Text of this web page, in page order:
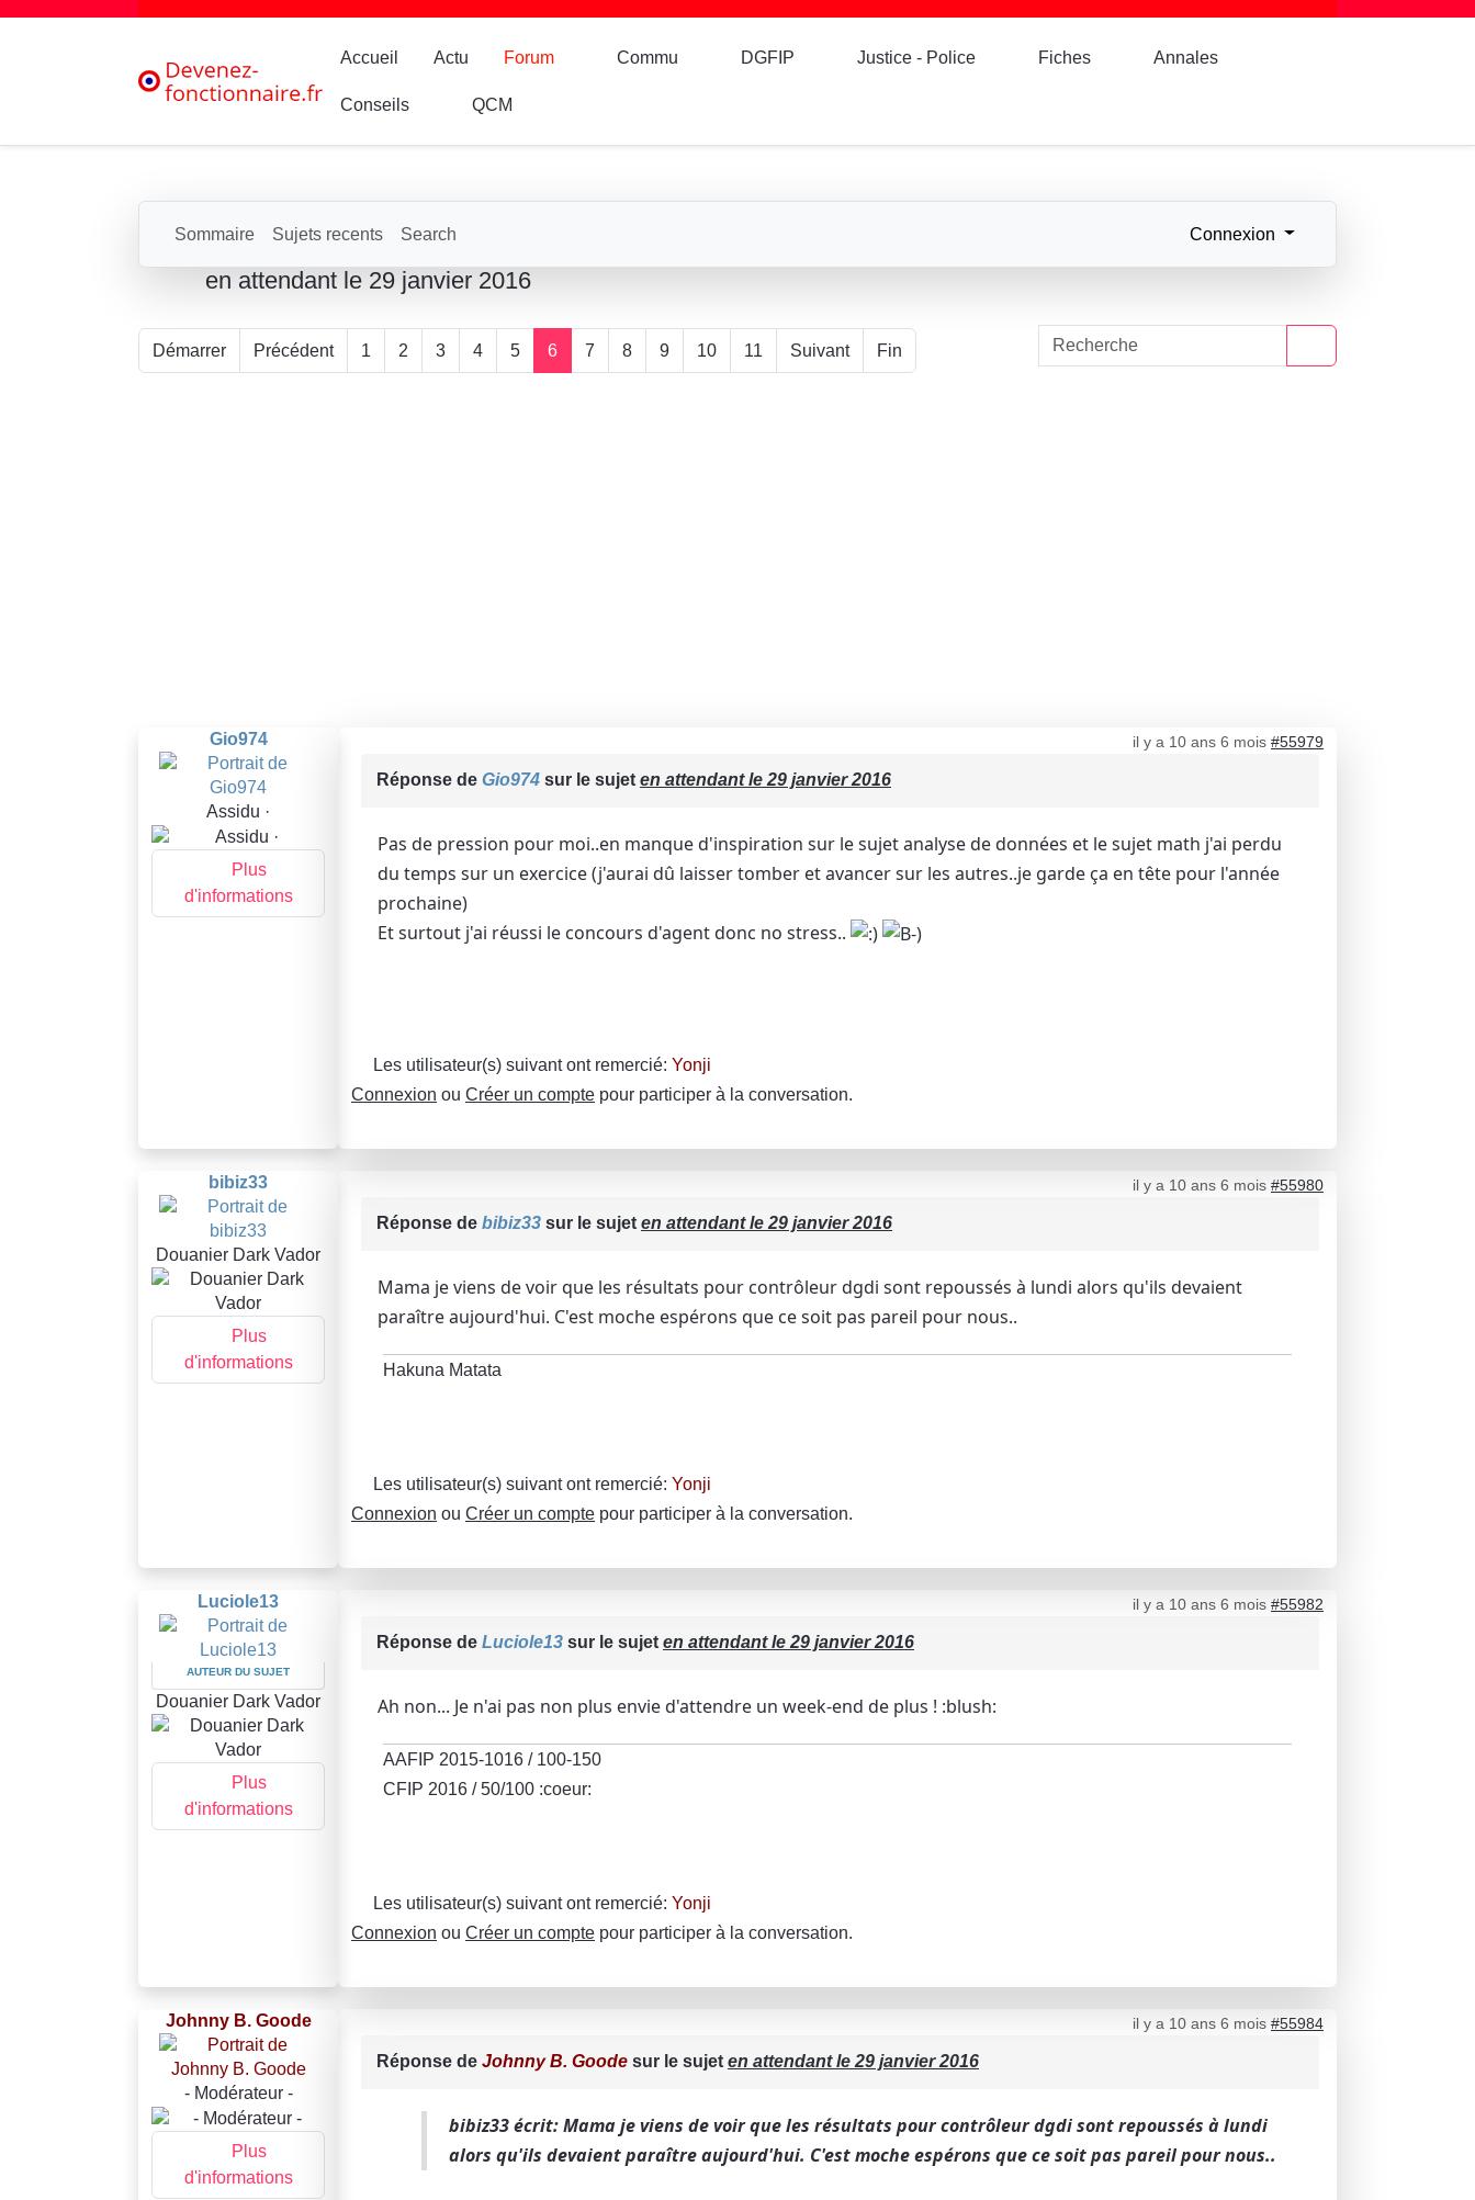
Accueil Actu Forum Commu DGFIP Justice - Police Fiches Annales
Conseils QCM
Sommaire Sujets recents Search Connexion
en attendant le 29 janvier 2016
Démarrer Précédent 1 2 3 4 5 6 7 8 9 10 11 Suivant Fin
Gio974
Assidu ·
Plus
d'informations
il y a 10 ans 6 mois #55979
Réponse de Gio974 sur le sujet en attendant le 29 janvier 2016
Pas de pression pour moi..en manque d'inspiration sur le sujet analyse de données et le sujet math j'ai perdu
du temps sur un exercice (j'aurai dû laisser tomber et avancer sur les autres..je garde ça en tête pour l'année
prochaine)
Et surtout j'ai réussi le concours d'agent donc no stress..
Les utilisateur(s) suivant ont remercié: Yonji
Connexion ou Créer un compte pour participer à la conversation.
bibiz33
Douanier Dark Vador
Plus
d'informations
il y a 10 ans 6 mois #55980
Réponse de bibiz33 sur le sujet en attendant le 29 janvier 2016
Mama je viens de voir que les résultats pour contrôleur dgdi sont repoussés à lundi alors qu'ils devaient
paraître aujourd'hui. C'est moche espérons que ce soit pas pareil pour nous..
Hakuna Matata
Les utilisateur(s) suivant ont remercié: Yonji
Connexion ou Créer un compte pour participer à la conversation.
Luciole13
AUTEUR DU SUJET
Douanier Dark Vador
Plus
d'informations
il y a 10 ans 6 mois #55982
Réponse de Luciole13 sur le sujet en attendant le 29 janvier 2016
Ah non... Je n'ai pas non plus envie d'attendre un week-end de plus ! :blush:
AAFIP 2015-1016 / 100-150
CFIP 2016 / 50/100 :coeur:
Les utilisateur(s) suivant ont remercié: Yonji
Connexion ou Créer un compte pour participer à la conversation.
Johnny B. Goode
- Modérateur -
Plus
d'informations
il y a 10 ans 6 mois #55984
Réponse de Johnny B. Goode sur le sujet en attendant le 29 janvier 2016
bibiz33 écrit: Mama je viens de voir que les résultats pour contrôleur dgdi sont repoussés à lundi
alors qu'ils devaient paraître aujourd'hui. C'est moche espérons que ce soit pas pareil pour nous..